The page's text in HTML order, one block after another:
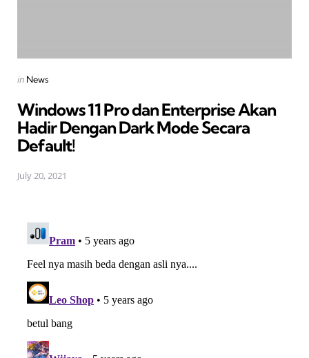
Posted
in News
Windows 11 Pro dan Enterprise Akan
Hadir Dengan Dark Mode Secara
Default!
July 20, 2021